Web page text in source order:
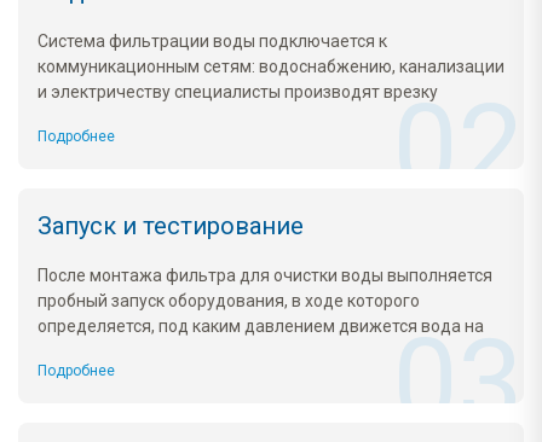
Система фильтрации воды подключается к
коммуникационным сетям: водоснабжению, канализации
и электричеству специалисты производят врезку
фильтра в водопровод и установку запорного крана
подачи воды. Подключенное к канализационному сифону
оборудование соединяется с электросетью дома гибким
ящика.
Подробнее
Запуск и тестирование
После монтажа фильтра для очистки воды выполняется
пробный запуск оборудования, в ходе которого
определяется, под каким давлением движется вода на
всех участках. Тестирование фильтра также включает
проверку фактической пропускной способности и
соответствие полученной величины плановому
Подробнее